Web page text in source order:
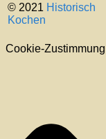
© 2021 Historisch
Kochen
Cookie-